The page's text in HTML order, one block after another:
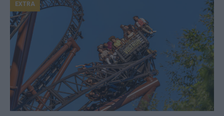
EXTRA